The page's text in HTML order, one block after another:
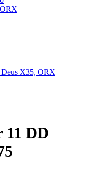
Deus X35, ORX
DD